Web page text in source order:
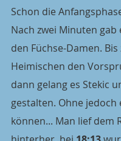
Schon die
Nach zwei Minuten gab
den Füchse-Damen.
Heimischen den
dann gelang es Stekic
gestalten. Ohne
können... Man lief dem